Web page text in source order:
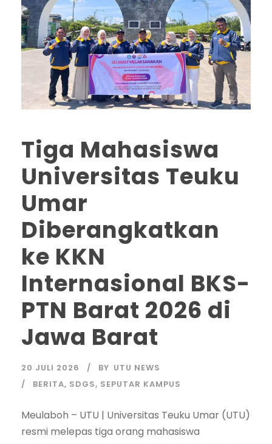
Tiga Mahasiswa
Universitas Teuku
Umar
Diberangkatkan
ke KKN
Internasional BKS-
PTN Barat 2026 di
Jawa Barat
20 JULI 2026 BY UTU NEWS
BERITA, SDGS, SEPUTAR KAMPUS
Meulaboh – UTU | Universitas Teuku Umar (UTU)
resmi melepas tiga orang mahasiswa